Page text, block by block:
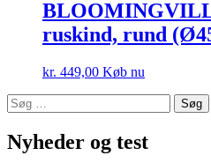
ruskind, rund
kr. 449,00 Køb nu
Søg
efter:
Nyheder og test